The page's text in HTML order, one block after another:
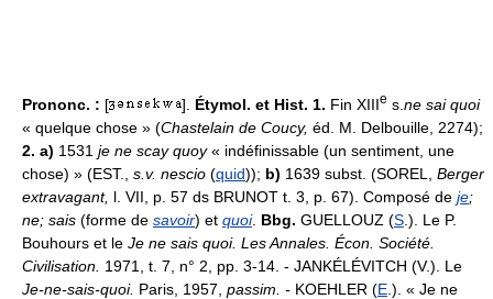
Prononc. : [ ]. Étymol. et Hist. 1. Fin XIIIe s. ne sai quoi
« quelque chose » (Chastelain de Coucy, éd. M. Delbouille, 2274);
2. a) 1531 je ne scay quoy« indéfinissable (un sentiment, une
chose) » (EST., s.v. nescio (quid)); b) 1639 subst. (SOREL, Berger
extravagant, l. VII, p. 57 ds BRUNOT t. 3, p. 67). Composé de je;
ne; sais (forme de savoir) et quoi. Bbg. GUELLOUZ (S .). Le P.
Bouhours et le Je ne sais quoi. Les Annales. Écon. Société.
Civilisation. 1971, t. 7, n° 2, pp. 3-14. - JANKÉLÉVITCH (V.). Le
Je-ne-sais-quoi. Paris, 1957, passim. - KOEHLER (E .). « Je ne